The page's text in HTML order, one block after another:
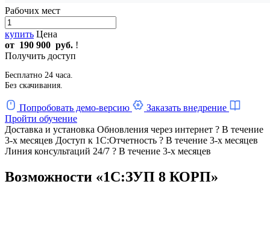
Рабочих мест
купить Цена
от 190 900 руб. !
Получить доступ
Бесплатно 24 часа.
Без скачивания.
Попробовать демо-версию
Заказать внедрение
Пройти обучение
Доставка и установка Обновления через интернет ? В течение
3-х месяцев Доступ к 1С:Отчетность ? В течение 3-х месяцев
Линия консультаций 24/7 ? В течение 3-х месяцев
Возможности «1С:ЗУП 8 КОРП»